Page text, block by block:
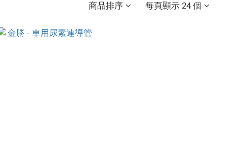
商品排序 每頁顯示 24 個